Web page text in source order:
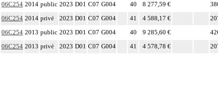
06C254 2014 public 2023 D01 C07 G004 40 8 277,59 €
06C254 2014 privé 2023 D01 C07 G004 41 4 588,17 €
06C254 2013 public 2023 D01 C07 G004 40 9 285,60 €
06C254 2013 privé 2023 D01 C07 G004 41 4 578,78 €